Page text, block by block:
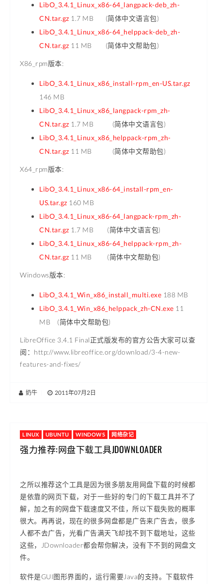
LibO_3.4.1_Linux_x86-64_langpack-deb_zh-
CN.tar.gz 1.7 MB (简体中文语言包)
LibO_3.4.1_Linux_x86-64_helppack-deb_zh-
CN.tar.gz 11 MB (简体中文帮助包)
X86_rpm版本:
LibO_3.4.1_Linux_x86_install-rpm_en-US.tar.gz
146 MB
LibO_3.4.1_Linux_x86_langpack-rpm_zh-
CN.tar.gz 1.7 MB (简体中文语言包)
LibO_3.4.1_Linux_x86_helppack-rpm_zh-
CN.tar.gz 11 MB (简体中文帮助包)
X64_rpm版本:
LibO_3.4.1_Linux_x86-64_install-rpm_en-
US.tar.gz 160 MB
LibO_3.4.1_Linux_x86-64_langpack-rpm_zh-
CN.tar.gz 1.7 MB (简体中文语言包)
LibO_3.4.1_Linux_x86-64_helppack-rpm_zh-
CN.tar.gz 11 MB (简体中文帮助包)
Windows版本:
LibO_3.4.1_Win_x86_install_multi.exe 188 MB
LibO_3.4.1_Win_x86_helppack_zh-CN.exe 11
MB (简体中文帮助包)
LibreOffice 3.4.1 Final正式版发布的官方公告大家可以查
阅：http://www.libreoffice.org/download/3-4-new-
features-and-fixes/
奶牛 2011年07月2日
LINUX UBUNTU WINDOWS 网络杂记
强力推荐:网盘下载工具JDOWNLOADER
之所以推荐这个工具是因为很多朋友用网盘下载的时候都
是依靠的网页下载，对于一些好的专门的下载工具并不了
解，加之有的网盘下载速度又不佳，所以下载失败的概率
很大。再再说，现在的很多网盘都是广告来广告去，很多
人都不去广告，光看广告满天飞却找不到下载地址，这些
这些，JDownloader都会帮你解决，没有下不到的网盘文
件。
软件是GUI图形界面的，运行需要Java的支持。下载软件